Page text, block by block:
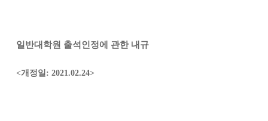
일반대학원 출석인정에 관한 내규
<개정일 : 2021.02.24>